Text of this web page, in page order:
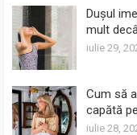
Dușul
mult
iulie 29,
Cum să
capătă
iulie 28,